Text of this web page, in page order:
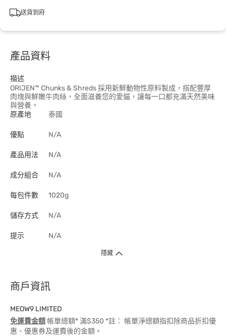
送貨到府
產品資料
描述
ORIJEN™ Chunks & Shreds 採用新鮮動物性原料製成，搭配豐厚
肉塊與鮮嫩牛肉絲，全面滋養您的愛貓，讓每一口都充滿天然美味
與營養。
原產地
泰國
優點 N/A
產品用法 N/A
成分組合 N/A
每包件數 1020g
儲存方式 N/A
提示 N/A
隱藏
商戶資訊
MEOW9 LIMITED
免運費金額 帳單總額* 滿$350 *註： 帳單淨總額指扣除商品折扣優
惠、優惠券及運費後的金額。